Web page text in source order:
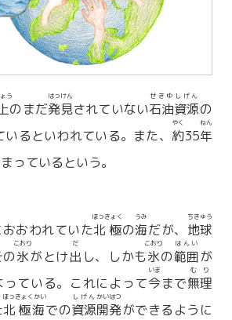
う
のまだ発見
はっけん
されていない石油
せきゆ
資源
しげん
の
るといわれている。また、 約
やく
35年
ねん
っているという。
おおわれていた北極
ほっきょく
の海
うみ
だが、 地球
ちきゅう
氷
こおり
がとけ出
だ
し、しかも氷
こおり
の範囲
はんい
が
っている。これによって今
いま
まで無理
むり
北極海
ほっきょくかい
での資源
しげん
開発
かいはつ
ができるように